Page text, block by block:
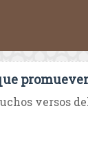
versos